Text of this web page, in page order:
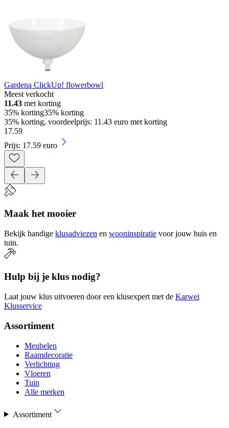
Gardena ClickUp! flowerbowl
Meest verkocht
11.43 met korting
35% korting35% korting
35% korting, voordeelprijs: 11.43 euro met korting
17.59
Prijs: 17.59 euro
Maak het mooier
Bekijk handige klusadviezen en wooninspiratie voor jouw huis en
tuin.
Hulp bij je klus nodig?
Laat jouw klus uitvoeren door een klusexpert met de Karwei
Klusservice
Assortiment
Meubelen
Raamdecoratie
Verlichting
Vloeren
Tuin
Alle merken
Assortiment